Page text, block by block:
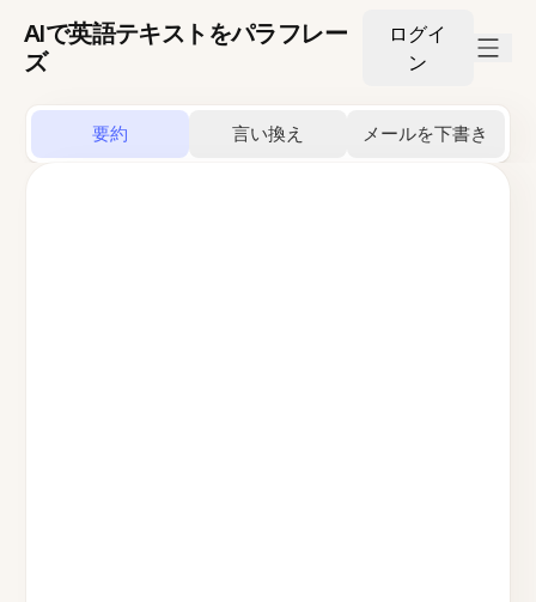
AIで英語テキストをパラフレー
ズ
ログイ
ン
要約 言い換え メールを下書き